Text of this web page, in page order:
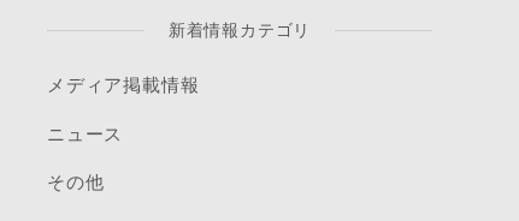
新着情報カテゴリ
メディア掲載情報
ニュース
その他